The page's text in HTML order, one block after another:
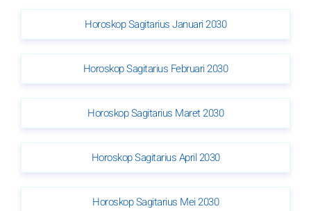
Horoskop Sagitarius Januari 2030
Horoskop Sagitarius Februari 2030
Horoskop Sagitarius Maret 2030
Horoskop Sagitarius April 2030
Horoskop Sagitarius Mei 2030